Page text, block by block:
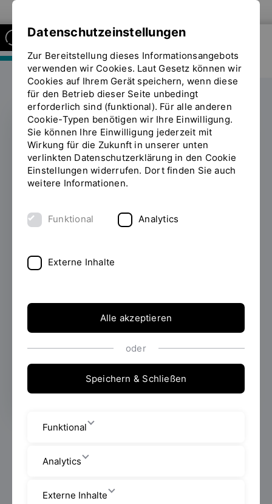
FAKULTÄT MASCHINENBAU
WEITERBILDUNG
Über
berufsbegleitende
Studiengänge
die Kulissen von
Im Mai veranstaltet das Zentrum
für Weiterbildung und Wissensmanagement
Woche zum berufsbegleitenden Studium und
Interessierte im Rahmen einer Info-Woche über die
Weiterbildungsangebote der OTH Regensburg
berufsbegleitenden Bachelor- und
Datenschutzeinstellungen
Zur Bereitstellung dieses Informationsangebots
verwenden wir Cookies. Laut Gesetz können wir
Cookies auf Ihrem Gerät speichern, wenn diese
für den Betrieb dieser Seite unbedingt
erforderlich sind (funktional). Für alle anderen
Cookie-Typen benötigen wir Ihre Einwilligung.
Sie können Ihre Einwilligung jederzeit mit
Wirkung für die Zukunft in unserer unten
verlinkten Datenschutzerklärung in den Cookie
Einstellungen widerrufen. Dort finden Sie auch
weitere Informationen.
Funktional Analytics
Externe Inhalte
Alle akzeptieren
oder
Speichern & Schließen
Funktional
Analytics
Externe Inhalte